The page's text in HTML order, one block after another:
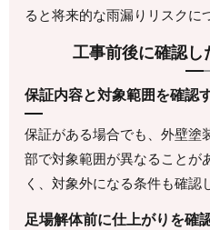
ると将来的な雨漏りリスクに
工事前後に確認し
保証内容と対象範囲を確認
保証がある場合でも、外壁塗
部で対象範囲が異なることが
く、対象外になる条件も確認
足場解体前に仕上がりを確